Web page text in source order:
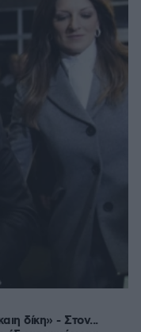
δίκη» - Στον...